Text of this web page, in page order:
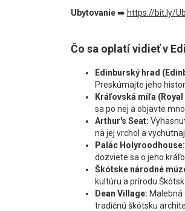
Ubytovanie➡️ https://bit.ly/
Čo sa oplatí vidieť v
Edinburský hrad
Preskúmajte jeho
Kráľovská míľa
sa po nej a objavte
Arthur's Seat:
na jej vrchol a
Palác Holyroodhouse:
dozviete sa o jeho
Škótske národné
kultúru a prírodu
Dean Village: Malebná
tradičnú škótsku